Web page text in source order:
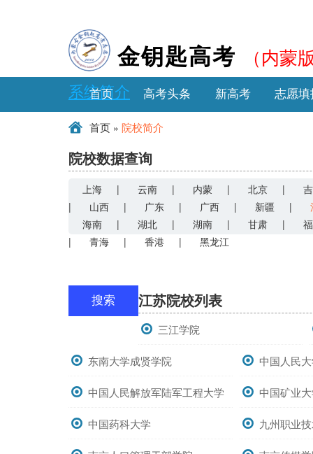
金钥匙高考 （内蒙
系统简介
首页 高考头条 新高考 志愿填
首页 » 院校简介
院校数据查询
上海 | 云南 | 内蒙 | 北京 |
|
山西 | 广东 | 广西 | 新疆 |
海南
| 湖北 | 湖南 | 甘肃 |
|
青海 | 香港 | 黑龙江
搜索 江苏院校列表
三江学院
东南大学成贤学院 中国人民
中国人民解放军陆军工程大学 中国矿业
中国药科大学 九州职业